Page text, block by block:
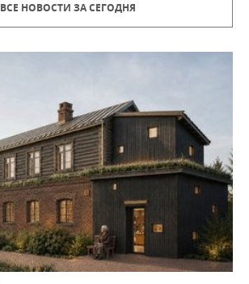
ВСЕ НОВОСТИ ЗА СЕГОДНЯ